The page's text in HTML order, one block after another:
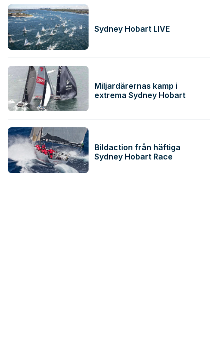
Sydney Hobart LIVE
Miljardärernas kamp i
extrema Sydney Hobart
Bildaction från häftiga
Sydney Hobart Race